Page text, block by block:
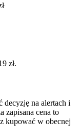
zł.
decyzję na alertach i
zapisana cena to
kupować w obecnej